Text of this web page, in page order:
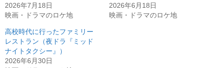
2026年7月18日
映画・ドラマのロケ地
2026年6月18日
映画・ドラマのロケ地
高校時代に行ったファミリー
レストラン（夜ドラ『ミッド
ナイトタクシー』）
2026年6月30日